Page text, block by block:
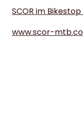
SCOR im
www.scor-